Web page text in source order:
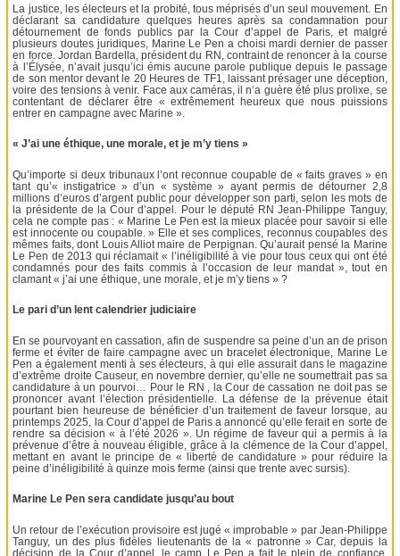
La justice, les électeurs et la probité, tous méprisés d’un seul mouvement. En
déclarant sa candidature quelques heures après sa condamnation pour
détournement de fonds publics par la Cour d’appel de Paris, et malgré
plusieurs doutes juridiques, Marine Le Pen a choisi mardi dernier de passer
en force. Jordan Bardella, président du RN, contraint de renoncer à la course
à l’Élysée, n’avait jusqu’ici émis aucune parole publique depuis le passage
de son mentor devant le 20 Heures de TF1, laissant présager une déception,
voire des tensions à venir. Face aux caméras, il n’a guère été plus prolixe, se
contentant de déclarer être « extrêmement heureux que nous puissions
entrer en campagne avec Marine ».
« J’ai une éthique, une morale, et je m’y tiens »
Qu’importe si deux tribunaux l’ont reconnue coupable de « faits graves » en
tant qu’« instigatrice » d’un « système » ayant permis de détourner 2,8
millions d’euros d’argent public pour développer son parti, selon les mots de
la présidente de la Cour d’appel. Pour le député RN Jean-Philippe Tanguy,
cela ne compte pas : « Marine Le Pen est la mieux placée pour savoir si elle
est innocente ou coupable. » Elle et ses complices, reconnus coupables des
mêmes faits, dont Louis Alliot maire de Perpignan. Qu’aurait pensé la Marine
Le Pen de 2013 qui réclamait « l’inéligibilité à vie pour tous ceux qui ont été
condamnés pour des faits commis à l’occasion de leur mandat », tout en
clamant « j’ai une éthique, une morale, et je m’y tiens » ?
Le pari d’un lent calendrier judiciaire
En se pourvoyant en cassation, afin de suspendre sa peine d’un an de prison
ferme et éviter de faire campagne avec un bracelet électronique, Marine Le
Pen a également menti à ses électeurs, à qui elle assurait dans le magazine
d’extrême droite Causeur, en novembre dernier, qu’elle ne soumettrait pas sa
candidature à un pourvoi… Pour le RN , la Cour de cassation ne doit pas se
prononcer avant l’élection présidentielle. La défense de la prévenue était
pourtant bien heureuse de bénéficier d’un traitement de faveur lorsque, au
printemps 2025, la Cour d’appel de Paris a annoncé qu’elle ferait en sorte de
rendre sa décision « à l’été 2026 ». Un régime de faveur qui a permis à la
prévenue d’être à nouveau éligible, grâce à la clémence de la Cour d’appel,
mettant en avant le principe de « liberté de candidature » pour réduire la
peine d’inéligibilité à quinze mois ferme (ainsi que trente avec sursis).
Marine Le Pen sera candidate jusqu’au bout
Un retour de l’exécution provisoire est jugé « improbable » par Jean-Philippe
Tanguy, un des plus fidèles lieutenants de la « patronne » Car, depuis la
décision de la Cour d’appel, le camp Le Pen a fait le plein de confiance,